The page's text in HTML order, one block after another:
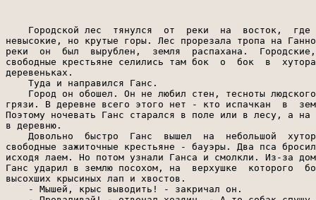
Городской лес  тянулся  от  реки  на  восток,  где
невысокие, но крутые горы. Лес прорезала тропа на
реки  он  был  вырублен,  земля  распахана.
свободные крестьяне селились там бок  о  бок  в
деревеньках.
    Туда и направился Ганс.
Город он обошел. Он не любил стен, тесноты
грязи. В деревне всего этого нет - кто испачкан  в
Поэтому ночевать Ганс старался в поле или в лесу, а на
в деревню.
Довольно  быстро  Ганс  вышел  на  небольшой
свободные зажиточные крестьяне - бауэры. Два пса
исходя лаем. Но потом узнали Ганса и смолкли. Из-за
Ганс ударил в землю посохом, на  верхушке  которого
высохших крысиных лап и хвостов.
    - Мышей, крыс выводить! - закричал он.